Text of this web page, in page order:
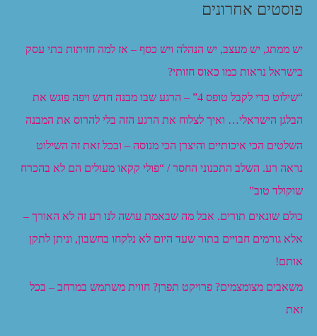
פוסטים אחרונים
יש ממתג, יש מעצב, יש הנהלה ויש כסף – אז למה חזיתות בתי עסק
בישראל נראות כמו כאוס חזותי?
“שילוט כדי לקבל טופס 4” – הרגע שבו מבנה חדש ויפה פוגש את
הבלגן הישראלי… ואיך לצלוח את הרגע הזה בלי להרוס את המבנה
השלטים הכי איכותיים והיצרן הכי מנוסה – ובכל זאת זה השילוט
נראה רע. השלב התכנוני החסר / “פולי קקאו מעולים הם לא בהכרח
שוקולד טוב”
כולם שונאים תורים. אבל מה שבאמת עושה לנו רע זה לא האורך –
אלא גורמים חבויים בתור שעד היום לא נלקחו בחשבון, וניתן לתקן
אותם!
משאבים מצומצמים? פרויקט תפרן? חווית משתמש במרחב – בכל
זאת